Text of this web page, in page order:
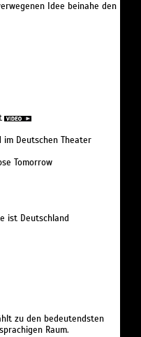
Idee beinahe den
im Deutschen Theater
Tomorrow
ist Deutschland
zu den bedeutendsten
Raum.